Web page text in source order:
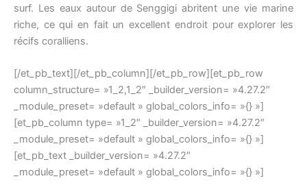
surf. Les eaux autour de Senggigi abritent une vie marine
riche, ce qui en fait un excellent endroit pour explorer les
récifs coralliens.
[/et_pb_text][/et_pb_column][/et_pb_row][et_pb_row
column_structure= »1_2,1_2″ _builder_version= »4.27.2″
_module_preset= »default » global_colors_info= »{} »]
[et_pb_column type= »1_2″ _builder_version= »4.27.2″
_module_preset= »default » global_colors_info= »{} »]
[et_pb_text _builder_version= »4.27.2″
_module_preset= »default » global_colors_info= »{} »]